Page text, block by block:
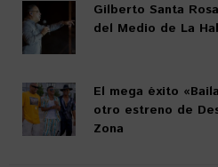
Gilberto Santa
del Medio de La
El mega éxito
otro estreno de
Zona